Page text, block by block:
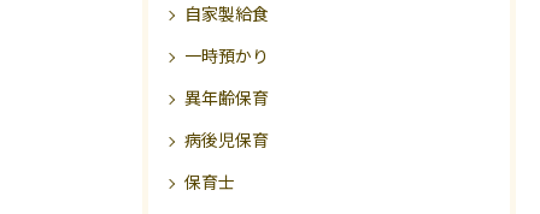
自家製給食
一時預かり
異年齢保育
病後児保育
保育士